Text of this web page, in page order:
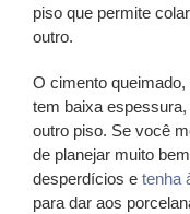
piso que permite
outro.
O cimento queimado,
tem baixa
outro piso. Se você
de planejar muito
desperdícios e tenha
para dar aos